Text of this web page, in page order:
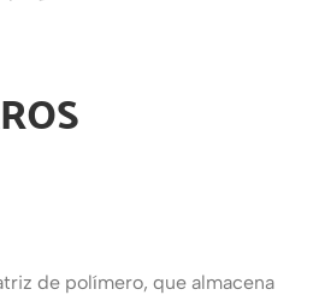
de polímero, que almacena